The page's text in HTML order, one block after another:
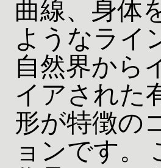
曲線、身体
ようなライ
自然界から
イアされた
形が特徴の
ョンです。